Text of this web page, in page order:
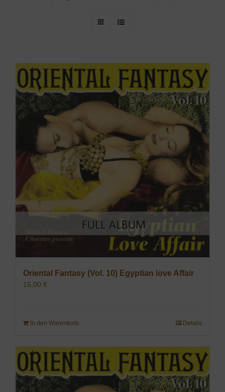
Oriental Fantasy (Vol. 10) Egyptian love Affair
15,00 €
In den Warenkorb Details